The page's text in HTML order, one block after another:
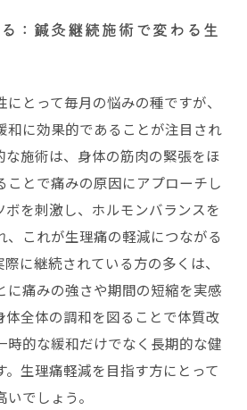
：鍼灸継続施術で変わる生
とって毎月の悩みの種ですが、
和に効果的であることが注目され
な施術は、身体の筋肉の緊張をほ
ことで痛みの原因にアプローチし
ボを刺激し、ホルモンバランスを
、これが生理痛の軽減につながる
に継続されている方の多くは、
に痛みの強さや期間の短縮を実感
体全体の調和を図ることで体質改
時的な緩和だけでなく長期的な健
。生理痛軽減を目指す方にとって
でしょう。